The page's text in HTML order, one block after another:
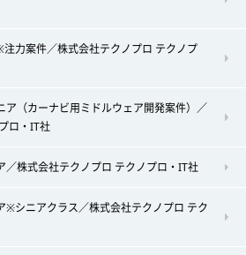
注力案件／株式会社テクノプロ テクノプ
ア（カーナビ用ミドルウェア開発案件）／
ロ・IT社
／株式会社テクノプロ テクノプロ・IT社
※シニアクラス／株式会社テクノプロ テク